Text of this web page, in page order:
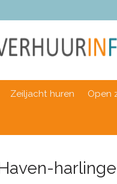
Zeiljacht huren Open